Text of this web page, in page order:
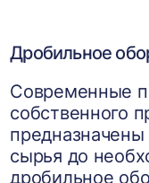
Дробильное
Современные
собственного
сырья до
дробильное